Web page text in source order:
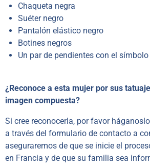
Chaqueta negra
Suéter negro
Pantalón elástico negro
Botines negros
Un par de pendientes con el símbolo
¿Reconoce a esta mujer por sus
imagen compuesta?
Si cree reconocerla, por favor
a través del formulario de contacto a
aseguraremos de que se inicie el
en Francia y de que su familia sea